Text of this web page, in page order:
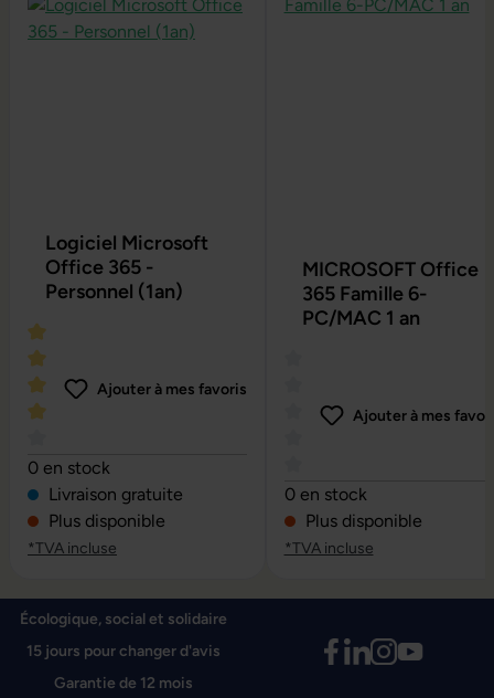
Logiciel Microsoft
Office 365 -
Personnel (1an)
Note moyenne de 4 sur 5 étoiles
Ajouter à mes favoris
0 en stock
Livraison gratuite
Plus disponible
*TVA incluse
MICROSOFT Office
365 Famille 6-
PC/MAC 1 an
Note moyenne de 0 sur 5
Ajouter à mes
0 en stock
Plus disponible
*TVA incluse
Écologique, social et solidaire
15 jours pour changer d'avis
Garantie de 12 mois